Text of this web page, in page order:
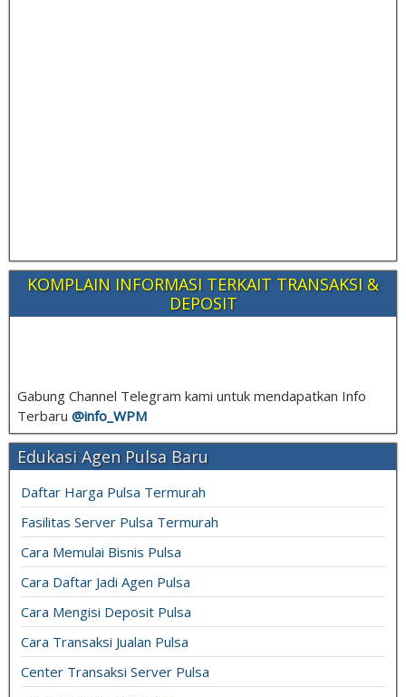
KOMPLAIN INFORMASI TERKAIT TRANSAKSI &
DEPOSIT
Gabung Channel Telegram kami untuk mendapatkan Info
Terbaru @info_ WPM
Edukasi Agen Pulsa Baru
Daftar Harga Pulsa Termurah
Fasilitas Server Pulsa Termurah
Cara Memulai Bisnis Pulsa
Cara Daftar Jadi Agen Pulsa
Cara Mengisi Deposit Pulsa
Cara Transaksi Jualan Pulsa
Center Transaksi Server Pulsa